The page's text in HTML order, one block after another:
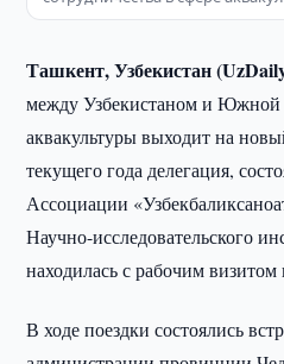
Ташкент, Узбекистан
между Узбекистаном и Южной
аквакультуры выходит на
текущего года делегация,
Ассоциации
Научно-исследовательского
находилась с рабочим
В ходе поездки состоялись